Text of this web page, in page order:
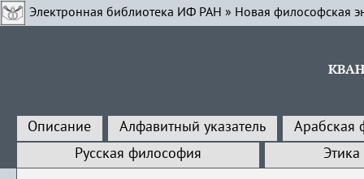
Электронная библиотека ИФ РАН » Новая философская
Описание Алфавитный указатель
Арабская
Русская философия
Этика